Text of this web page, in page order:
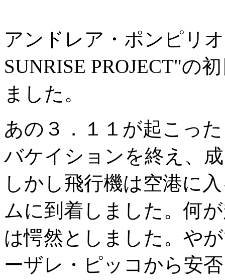
アンドレア・ポンピリ
SUNRISE PROJECT"の
ました。
あの３．１１が起こっ
バケイションを終え、
しかし飛行機は空港に
ムに到着しました。何
は愕然としました。や
ーザレ・ピッコから安